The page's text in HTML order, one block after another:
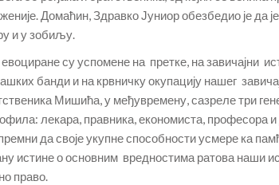
Домаћин, Здравко Јуниор обезбедио је да
и у зобиљу.
су успомене на претке, на завичајни
банди и на крвничку окупацију нашег
Мишића, у међувремену, сазреле три
лекара, правника, економиста, професора и
да своје укупне способности усмере ка
истине о основним вредностима ратова наши
право.